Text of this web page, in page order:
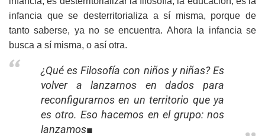
infancia que se desterritorializa a sí misma, porque de
tanto saberse, ya no se encuentra. Ahora la infancia se
busca a sí misma, o así otra.
¿Qué es Filosofía con niños y niñas? Es
volver a lanzarnos en dados para
reconfigurarnos en un territorio que ya
es otro. Eso hacemos en el grupo: nos
lanzamos■